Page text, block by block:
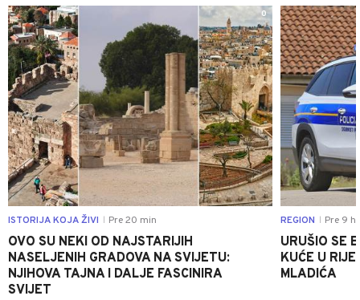
0
ISTORIJA KOJA ŽIVI Pre 20 min
OVO SU NEKI OD NAJSTARIJIH
NASELJENIH GRADOVA NA SVIJETU:
NJIHOVA TAJNA I DALJE FASCINIRA
SVIJET
REGION Pre 9 h
URUŠIO SE
KUĆE U
MLADIĆA